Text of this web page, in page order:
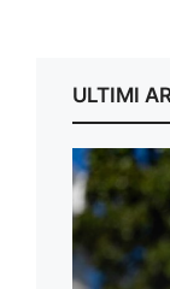
ULTIMI